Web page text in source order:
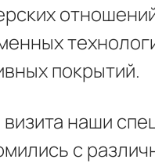
покрытий.
наши
с